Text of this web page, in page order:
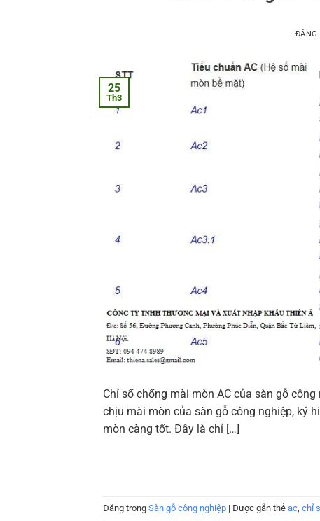
ĐĂNG
25
Th3
Chỉ số chống mài mòn AC của sàn gỗ
chịu mài mòn của sàn gỗ công nghiệp, ký
mòn càng tốt. Đây là chỉ […]
Đăng trong Sàn gỗ công nghiệp | Được gắn thẻ ac, chỉ